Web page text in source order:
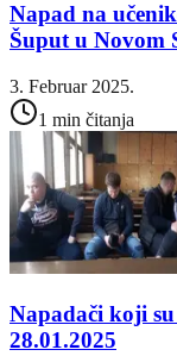
Napad na
Šuput u Novom
3. Februar 2025.
1 min čitanja
Napadači koji
28.01.2025